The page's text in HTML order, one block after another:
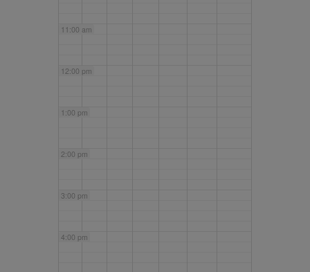
11:00 am
12:00 pm
1:00 pm
2:00 pm
3:00 pm
4:00 pm